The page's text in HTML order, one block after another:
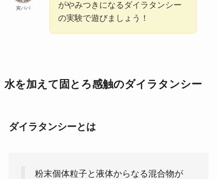
寅パパ
がやみつきになるダイラタンシー
の実験で遊びましょう！
水を加えて固とろ感触のダイラタンシー
ダイラタンシーとは
粉末個体粒子と液体からなる混合物が